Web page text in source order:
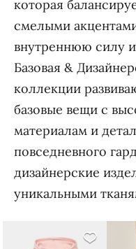
которая
смелыми
внутреннюю силу
Базовая &
коллекции
базовые вещи с
материалам и
повседневного
дизайнерские
уникальными